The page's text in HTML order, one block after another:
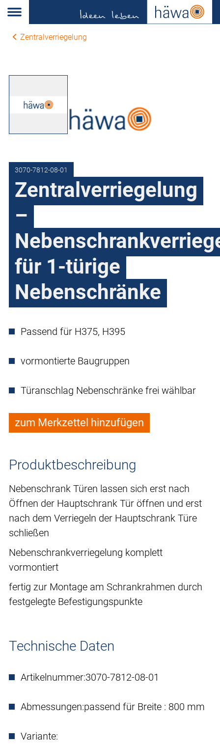
Zentralverriegelung
3070-7812-08-01
Zentralverriegelung
–
für 1-türige
Nebenschränke
Passend für H375, H395
vormontierte Baugruppen
Türanschlag Nebenschränke frei wählbar
zum Merkzettel hinzufügen
Produktbeschreibung
Nebenschrank Türen lassen sich erst nach
Öffnen der Hauptschrank Tür öffnen und erst
nach dem Verriegeln der Hauptschrank Türe
schließen
Nebenschrankverriegelung komplett
vormontiert
fertig zur Montage am Schrankrahmen durch
festgelegte Befestigungspunkte
Technische Daten
Artikelnummer:3070-7812-08-01
Abmessungen:passend für Breite : 800 mm
Variante: